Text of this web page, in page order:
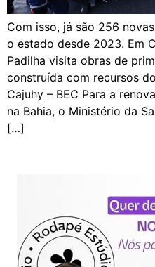
Com isso, já são 256
o estado desde 2023. Em
Padilha visita obras de
construída com recursos
Cajuhy – BEC Para a
na Bahia, o Ministério da
[…]